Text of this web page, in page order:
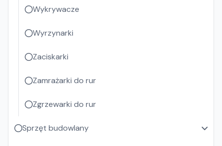
Wykrywacze
Wyrzynarki
Zaciskarki
Zamrażarki do rur
Zgrzewarki do rur
Sprzęt budowlany